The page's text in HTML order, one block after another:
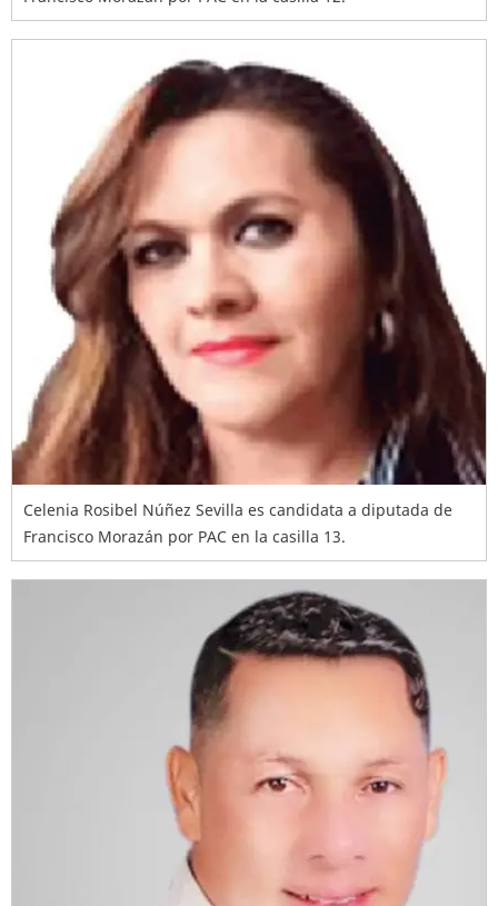
Celenia Rosibel Núñez Sevilla es candidata a diputada de
Francisco Morazán por PAC en la casilla 13.